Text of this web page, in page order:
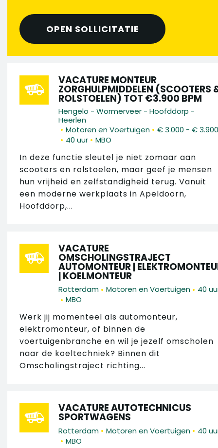
OPEN SOLLICITATIE
VACATURE MONTEUR
ZORGHULPMIDDELEN (SCOOTERS
ROLSTOELEN) TOT €3.900 BPM
Hengelo - Wormerveer - Hoofddorp -
Heerlen
• Motoren en Voertuigen • € 3.000 - € 3.900
• 40 uur • MBO
In deze functie sleutel je niet zomaar aan
scooters en rolstoelen, maar geef je mensen
hun vrijheid en zelfstandigheid terug. Vanuit
een moderne werkplaats in Apeldoorn,
Hoofddorp,...
VACATURE
OMSCHOLINGSTRAJECT
AUTOMONTEUR |
| KOELMONTEUR
Rotterdam • Motoren en Voertuigen • 40
• MBO
Werk jij momenteel als automonteur,
elektromonteur, of binnen de
voertuigenbranche en wil je jezelf omscholen
naar de koeltechniek? Binnen dit
Omscholingstraject richting...
VACATURE AUTOTECHNICUS
SPORTWAGENS
Rotterdam • Motoren en Voertuigen • 40
• MBO